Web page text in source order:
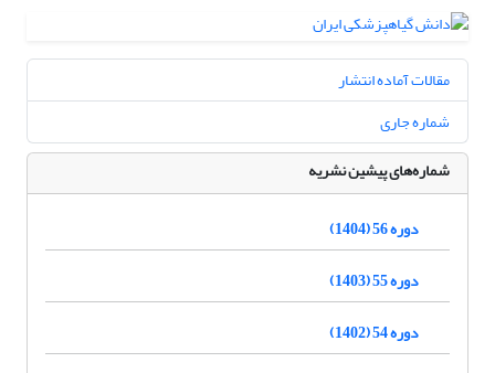
مقالات آماده انتشار
شماره جاری
شماره‌های پیشین نشریه
دوره 56 (1404)
دوره 55 (1403)
دوره 54 (1402)